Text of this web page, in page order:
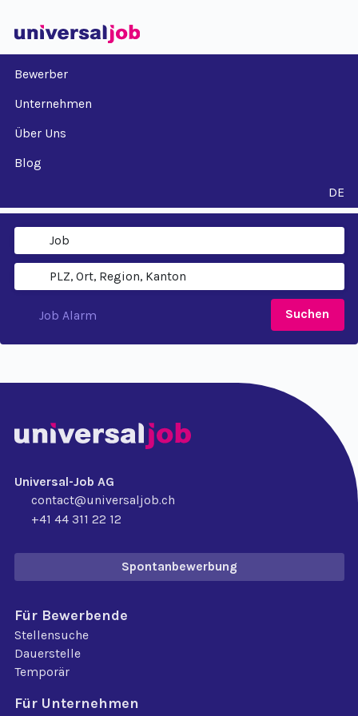
Bewerber
Unternehmen
Über Uns
Blog
DE
Suchen
Job Alarm
Universal-Job AG
contact@universaljob.ch
+41 44 311 22 12
Spontanbewerbung
Für Bewerbende
Stellensuche
Dauerstelle
Temporär
Für Unternehmen